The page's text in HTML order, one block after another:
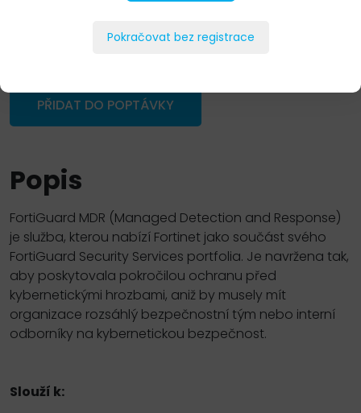
PŘIDAT DO POPTÁVKY
Popis
FortiGuard MDR (Managed Detection and Response)
je služba, kterou nabízí Fortinet jako součást svého
FortiGuard Security Services portfolia. Je navržena tak,
aby poskytovala pokročilou ochranu před
kybernetickými hrozbami, aniž by musely mít
organizace rozsáhlý bezpečnostní tým nebo interní
odborníky na kybernetickou bezpečnost.
Slouží k:
Pokračovat bez registrace